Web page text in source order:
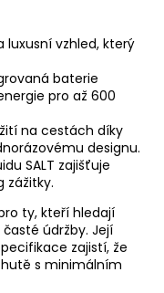
luxusní vzhled, který
baterie
pro až 600
na cestách díky
designu.
SALT zajišťuje
zážitky.
ty, kteří hledají
údržby. Její
zajistí, že
s minimálním